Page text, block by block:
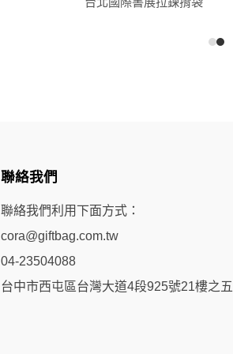
聯絡我們
聯絡我們利用下面方式：
cora@giftbag.com.tw
04-23504088
台中市西屯區台灣大道4段925號21樓之五